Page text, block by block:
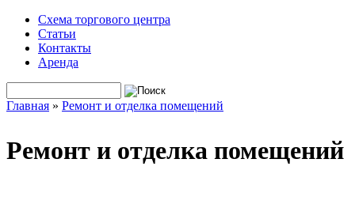
Схема торгового центра
Статьи
Контакты
Аренда
Форма поиска
Главная » Ремонт и отделка помещений
Ремонт и отделка помещений